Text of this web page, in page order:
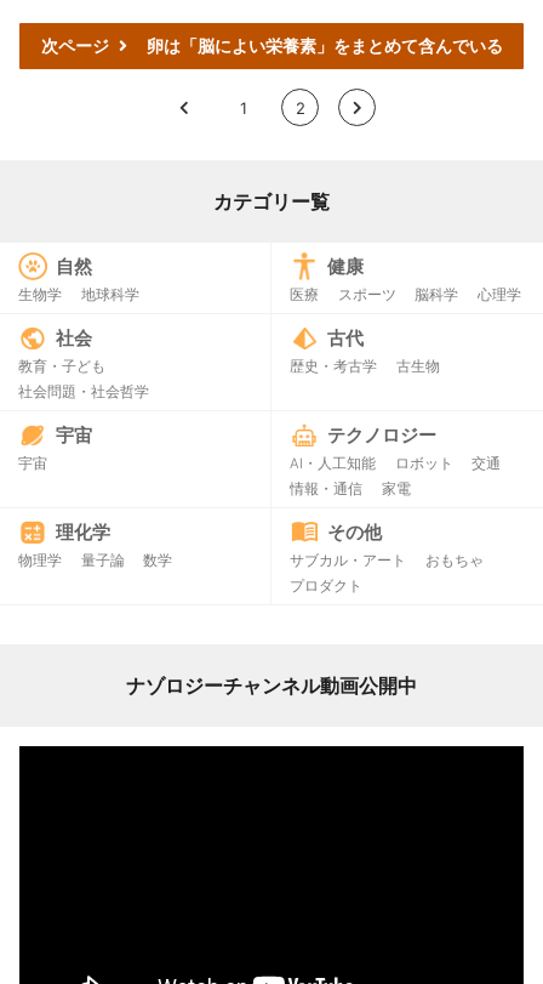
次ページ 卵は「脳によい栄養素」をまとめて含んでいる
< 1 2 >
カテゴリー覧
自然
生物学 地球科学
健康
医療 スポーツ 脳科学 心理学
社会
教育・子ども
社会問題・社会哲学
古代
歴史・考古学 古生物
宇宙
宇宙
テクノロジー
AI・人工知能 ロボット
交通
情報・通信
家電
理化学
物理学 量子論 数学
その他
サブカル・アート
おもちゃ
プロダクト
ナゾロジーチャンネル動画公開中